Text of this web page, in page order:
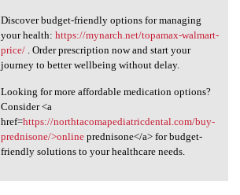
Discover budget-friendly options for managing
your health: https://mynarch.net/topamax-walmart-
price/. Order prescription now and start your
journey to better wellbeing without delay.
Looking for more affordable medication options?
Consider <a
href=https://northtacomapediatricdental.com/buy-
prednisone/>onlineprednisone</a> for budget-
friendly solutions to your healthcare needs.